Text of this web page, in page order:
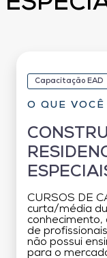
Capacitação EAD
O QUE
CURSOS DE
curta/média
de
não possui
para o